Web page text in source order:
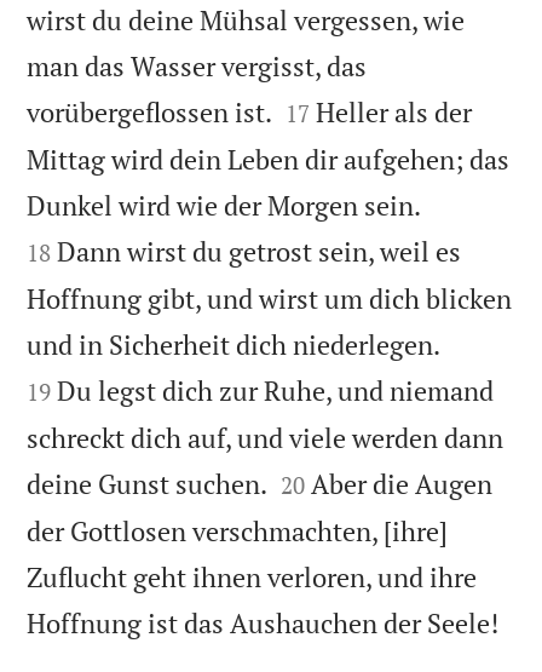
wirst du deine Mühsal vergessen, wie
man das Wasser vergisst, das
vorübergeflossen ist. 

17 Heller als der
Mittag wird dein Leben dir aufgehen; das
Dunkel wird wie der Morgen sein.
18 Dann wirst du getrost sein, weil es
Hoffnung gibt, und wirst um dich blicken
und in Sicherheit dich niederlegen.
19 Du legst dich zur Ruhe, und niemand
schreckt dich auf, und viele werden dann
deine Gunst suchen. 

20 Aber die Augen
der Gottlosen verschmachten, [ihre]
Zuflucht geht ihnen verloren, und ihre
Hoffnung ist das Aushauchen der Seele!